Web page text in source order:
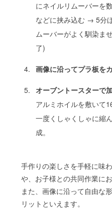
にネイルリムーバーを
などに挟み込む → 5分
ムーバーがよく馴染ま
了)
画像に沿ってプラ板を
オーブントースターで
アルミホイルを敷いて
一度くしゃくしゃに縮
成。
手作りの楽しさを手軽に味
や、お子様との共同作業にお
また、画像に沿って自由な
リットといえます。